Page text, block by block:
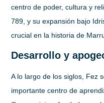
centro de poder, cultura y
789, y su expansión bajo
crucial en la historia de
Desarrollo y
A lo largo de los siglos, Fez
importante centro de